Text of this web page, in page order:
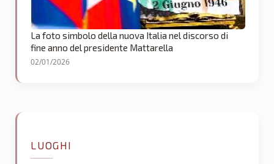
La foto simbolo della nuova Italia nel discorso di
fine anno del presidente Mattarella
02/01/2026
LUOGHI